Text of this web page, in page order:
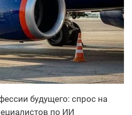
будущего: спрос на
по ИИ